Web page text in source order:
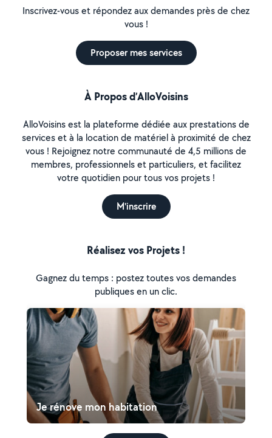
Inscrivez-vous et répondez aux demandes près de chez
vous !
Proposer mes services
À Propos d’AlloVoisins
AlloVoisins est la plateforme dédiée aux prestations de
services et à la location de matériel à proximité de chez
vous ! Rejoignez notre communauté de 4,5 millions de
membres, professionnels et particuliers, et facilitez
votre quotidien pour tous vos projets !
M'inscrire
Réalisez vos Projets !
Gagnez du temps : postez toutes vos demandes
publiques en un clic.
Je rénove mon habitation